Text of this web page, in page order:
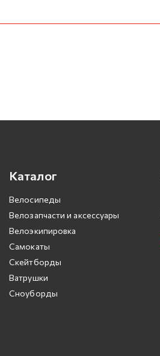
Каталог
Велосипеды
Велозапчасти и аксессуары
Велоэкипировка
Самокаты
Скейтборды
Ватрушки
Сноуборды